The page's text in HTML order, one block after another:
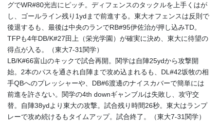
グでWR#80光吉にピッチ。ディフェンスのタックルを上手くはが
し、ゴールライン残り1ydまで前進する。東大オフェンスは反則で
後退するも、最後は中央のランでRB#95伊佐治が押し込みTD。
TFPも4年DB/K#27田上（栄光学園）が確実に決め、東大に待望の
得点が入る。（東大7-31関学）
LB/K#66富山のキックで試合再開。関学は自陣25ydから攻撃開
始。2本のパスを通され自陣まで攻め込まれるも、DL#42坂牧の相
手QBへのプレッシャーや、DB#6渡邊のナイスカバーで簡単には
前進を許さない。関学の4th downギャンブルは失敗し、攻守交
替。自陣38ydより東大の攻撃。試合残り時間26秒。東大はランプ
レーで攻め続けるもタイムアップ。試合終了。（東大7-31関学）